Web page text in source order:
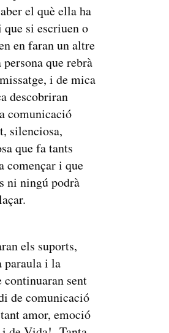
el què ella ha
si escriuen o
en faran un altre
que rebrà
i de mica
descobriran
comunicació
silenciosa,
que fa tants
començar i que
ni ningú podrà
els suports,
paraula i la
continuaran sent
de comunicació
amor, emoció